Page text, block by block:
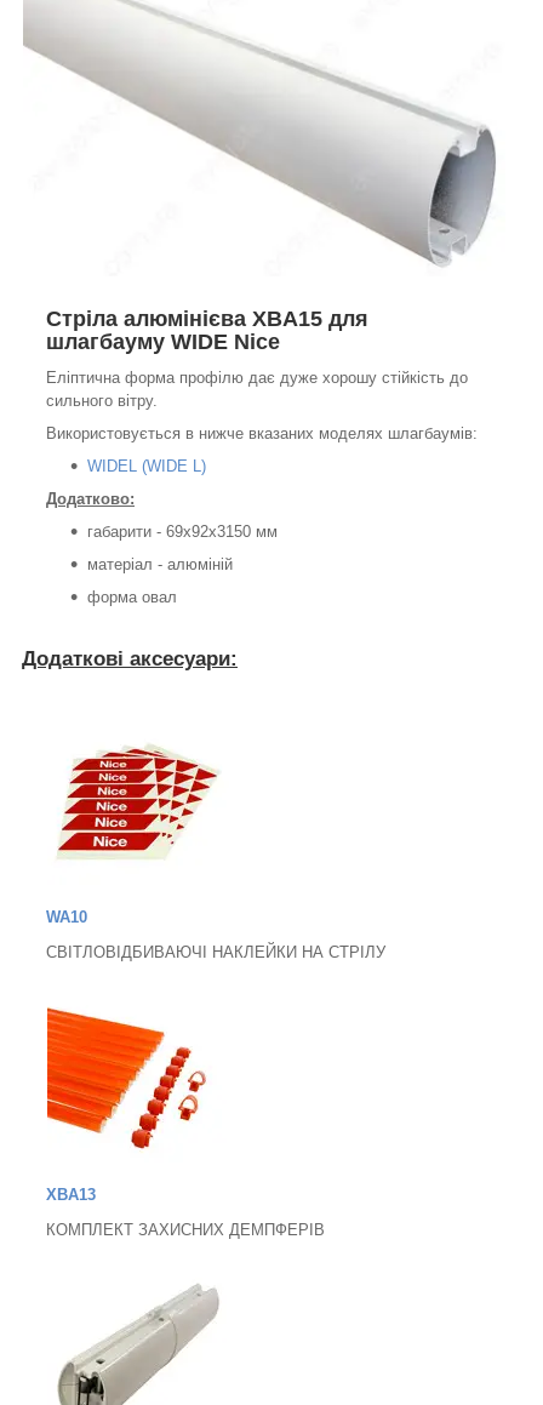
Стріла алюмінієва XBA15 для
шлагбауму WIDE Nice
Еліптична форма профілю дає дуже хорошу стійкість до
сильного вітру.
Використовується в нижче вказаних моделях шлагбаумів:
WIDEL (WIDE L)
Додатково:
габарити - 69x92x3150 мм
матеріал - алюміній
форма овал
Додаткові аксесуари:
WA10
СВІТЛОВІДБИВАЮЧІ НАКЛЕЙКИ НА СТРІЛУ
XBA13
КОМПЛЕКТ ЗАХИСНИХ ДЕМПФЕРІВ